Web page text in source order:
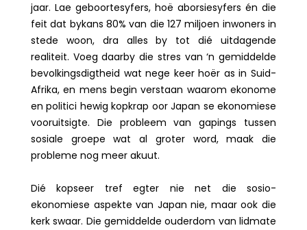
jaar. Lae geboortesyfers, hoë aborsiesyfers én die
feit dat bykans 80% van die 127 miljoen inwoners in
stede woon, dra alles by tot dié uitdagende
realiteit. Voeg daarby die stres van ‘n gemiddelde
bevolkingsdigtheid wat nege keer hoër as in Suid-
Afrika, en mens begin verstaan waarom ekonome
en politici hewig kopkrap oor Japan se ekonomiese
vooruitsigte. Die probleem van gapings tussen
sosiale groepe wat al groter word, maak die
probleme nog meer akuut.
Dié kopseer tref egter nie net die sosio-
ekonomiese aspekte van Japan nie, maar ook die
kerk swaar. Die gemiddelde ouderdom van lidmate